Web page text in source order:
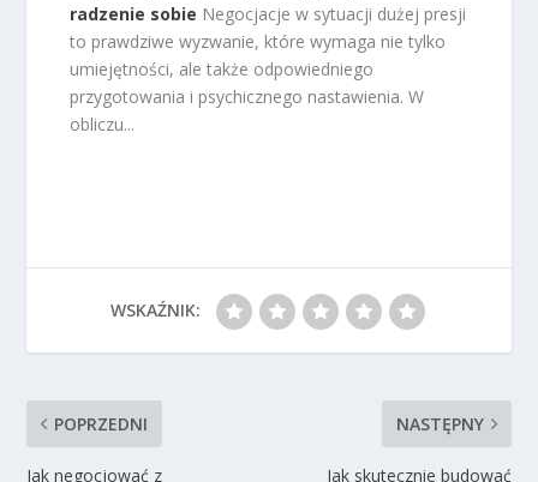
radzenie sobie Negocjacje w sytuacji dużej presji
to prawdziwe wyzwanie, które wymaga nie tylko
umiejętności, ale także odpowiedniego
przygotowania i psychicznego nastawienia. W
obliczu...
WSKAŹNIK:
POPRZEDNI
Jak negocjować z
NASTĘPNY
Jak skutecznie budować